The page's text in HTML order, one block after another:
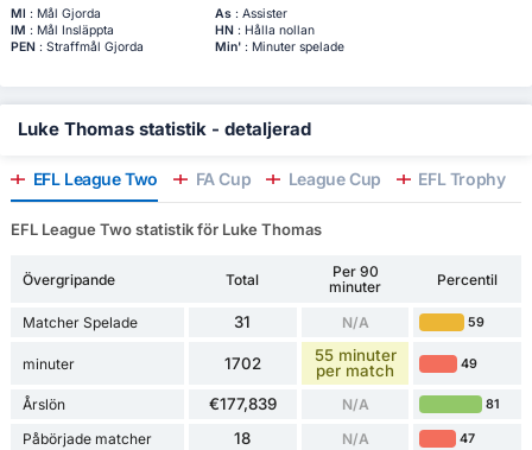
Ml : Mål Gjorda As: Assister
IM : Mål Insläppta HN: Hålla nollan
PEN: Straffmål Gjorda Min': Minuter spelade
Luke Thomas statistik - detaljerad
EFL League Two FA Cup League Cup EFL Trophy
EFL League Two statistik för Luke Thomas
Övergripande Total
Per 90
minuter
Percentil
Matcher Spelade 31 N/A 59
minuter 1702
55 minuter
per match
49
Årslön €177,839 N/A 81
Påbörjade matcher 18 N/A 47